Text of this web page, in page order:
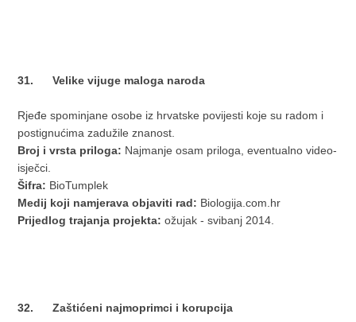
31. Velike vijuge maloga naroda
Rjeđe spominjane osobe iz hrvatske povijesti koje su radom i
postignućima zadužile znanost.
Broj i vrsta priloga: Najmanje osam priloga, eventualno video-
isječci.
Šifra: BioTumplek
Medij koji namjerava objaviti rad: Biologija.com.hr
Prijedlog trajanja projekta: ožujak - svibanj 2014.
32. Zaštićeni najmoprimci i korupcija